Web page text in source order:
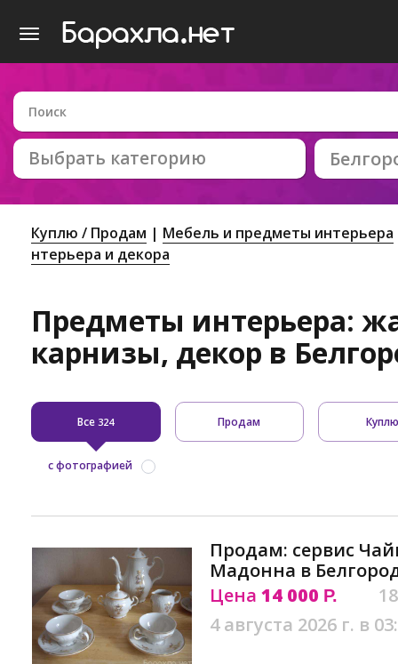
Выбрать категорию
Куплю / Продам
Мебель и предметы интерьера
нтерьера и декора
Предметы интерьера:
карнизы, декор в
Все324 Продам
с фотографией
Продам: сервис
Мадонна в
Цена 14 000 Р.
4 августа 2026 г. в